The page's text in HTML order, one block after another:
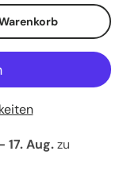
17. Aug.zu